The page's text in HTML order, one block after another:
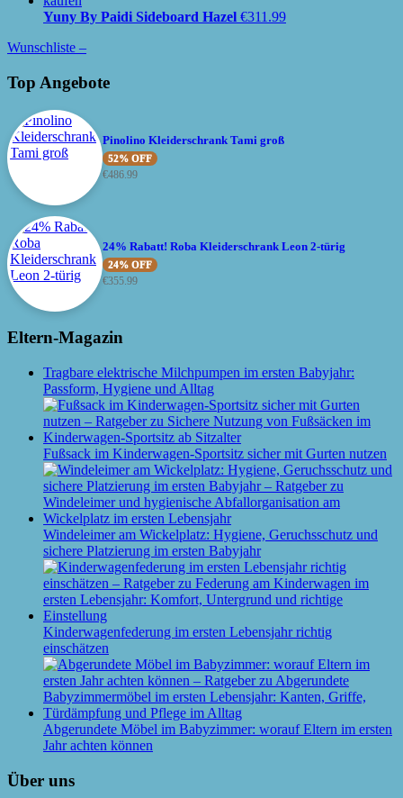
Yuny By Paidi Sideboard Hazel €311.99
Wunschliste –
Top Angebote
Pinolino Kleiderschrank Tami groß
52% OFF
€486.99
24% Rabatt! Roba Kleiderschrank Leon 2-türig
24% OFF
€355.99
Eltern-Magazin
Tragbare elektrische Milchpumpen im ersten Babyjahr:
Passform, Hygiene und Alltag
Fußsack im Kinderwagen-Sportsitz sicher mit Gurten nutzen
Windeleimer am Wickelplatz: Hygiene, Geruchsschutz und
sichere Platzierung im ersten Babyjahr
Kinderwagenfederung im ersten Lebensjahr richtig
einschätzen
Abgerundete Möbel im Babyzimmer: worauf Eltern im ersten
Jahr achten können
Über uns